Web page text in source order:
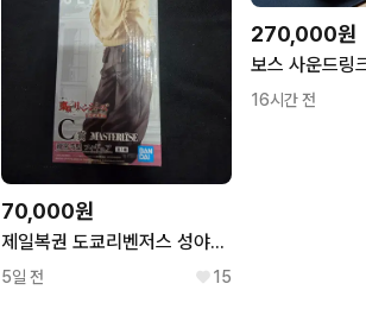
70,000원
제일복권 도쿄리벤저스 성야결전편 c상 류구지 켄 피규어
5일 전 15
270,000원
16시간 전